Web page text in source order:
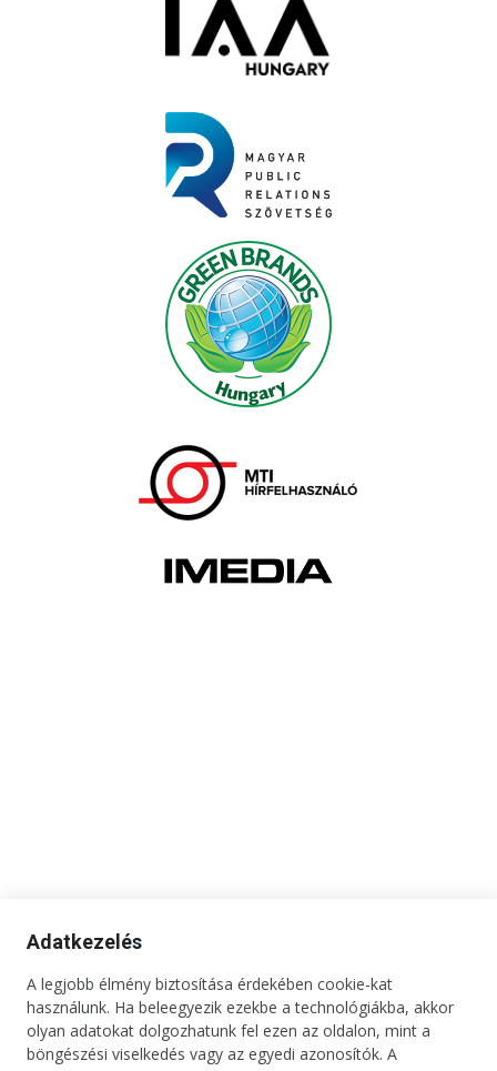
Kapcsolat Impresszum Médiaajánlat
Jogi tudnivalók
Adatkezelési tájékoztató
Adatkezelés
A legjobb élmény biztosítása érdekében cookie-kat
használunk. Ha beleegyezik ezekbe a technológiákba, akkor
olyan adatokat dolgozhatunk fel ezen az oldalon, mint a
böngészési viselkedés vagy az egyedi azonosítók. A